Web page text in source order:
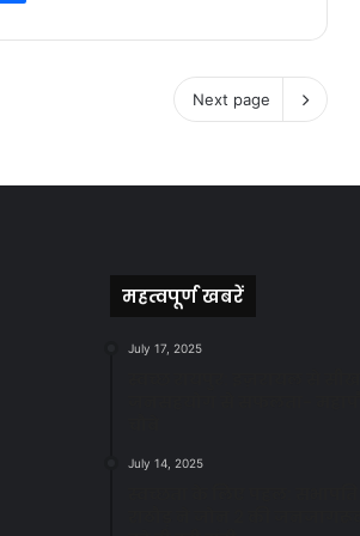
Next page
महत्वपूर्ण खबरें
July 17, 2025
July 14, 2025